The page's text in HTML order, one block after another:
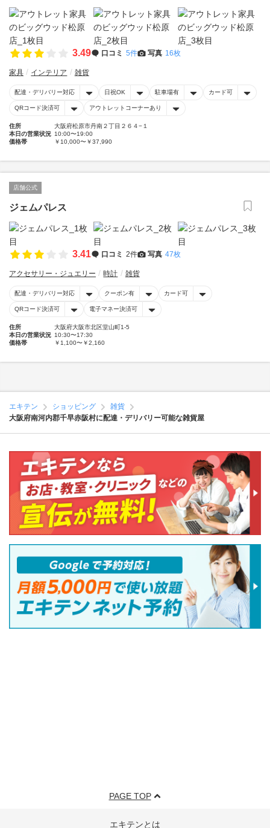
3.49 口コミ 5件 写真 16枚
家具 インテリア 雑貨
配達・デリバリー対応 日祝OK 駐車場有 カード可
QRコード決済可 アウトレットコーナーあり
住所
大阪府松原市丹南２丁目２６４−１
本日の営業状況 10:00〜19:00
価格帯
￥10,000〜￥37,990
店舗公式
ジェムパレス
3.41 口コミ 2件 写真 47枚
アクセサリー・ジュエリー 時計 雑貨
配達・デリバリー対応 クーポン有 カード可
QRコード決済可 電子マネー決済可
住所
大阪府大阪市北区堂山町1-5
本日の営業状況 10:30〜17:30
価格帯
￥1,100〜￥2,160
エキテン ショッピング
雑貨
大阪府南河内郡千早赤阪村に配達・デリバリー可能な雑貨屋
PAGE TOP
エキテンとは